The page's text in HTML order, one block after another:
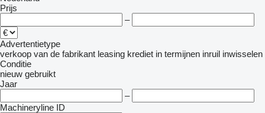
Prijs
–
Advertentietype
verkoop van de fabrikant leasing krediet in termijnen inruil inwisselen
Conditie
nieuw gebruikt
Jaar
–
Machineryline ID